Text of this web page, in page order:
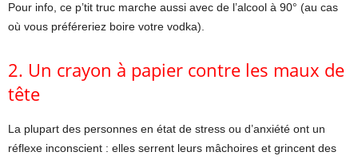
Pour info, ce p’tit truc marche aussi avec de l’alcool à 90° (au cas
où vous préféreriez boire votre vodka).
2. Un crayon à papier contre les maux de
tête
La plupart des personnes en état de stress ou d’anxiété ont un
réflexe inconscient : elles serrent leurs mâchoires et grincent des